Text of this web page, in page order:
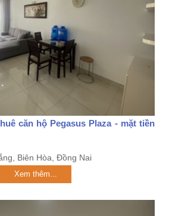
căn hộ Pegasus Plaza - mặt tiền
Biên Hòa, Đồng Nai
Xem thêm...